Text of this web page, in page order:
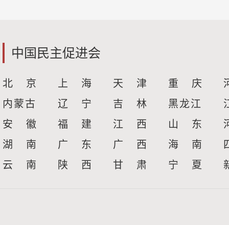
中国民主促进会
北 京 上 海 天 津 重 庆
内蒙古
辽 宁 吉 林 黑龙江
安 徽
福 建 江 西 山 东
湖 南
广 东 广 西 海 南
云 南
陕 西 甘 肃 宁 夏